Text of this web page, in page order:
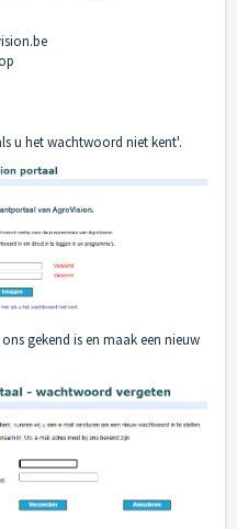
u het wachtwoord niet kent'.
gekend is en maak een nieuw